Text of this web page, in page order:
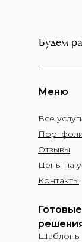
Будем
Готовые
Шаблоны
Меню
Все
Отзывы
Цены на
Контакты